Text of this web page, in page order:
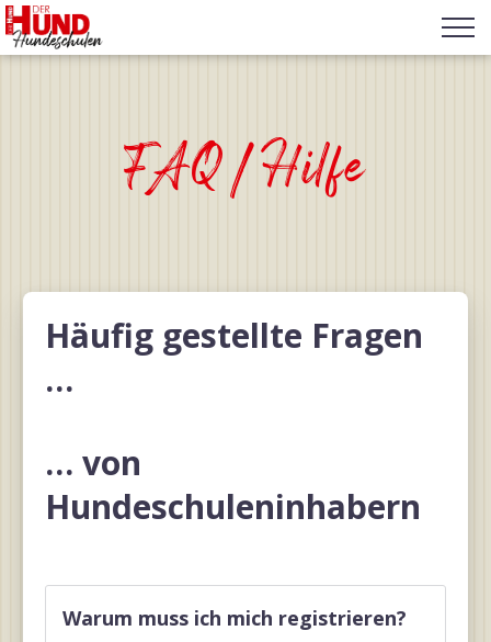
FAQ/Hilfe
Häufig gestellte Fragen
…
… von
Hundeschuleninhabern
Warum muss ich mich registrieren?